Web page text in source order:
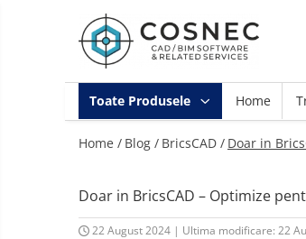
Toate Produsele
Arhitectura / Constructii
Bim 4D/5D
Infrastructura
Landscape Design
Toate Produsele Home
Home / Blog / BricsCAD / Doar in
Doar in BricsCAD – Optimize
22 August 2024 | Ultima modificare: 22